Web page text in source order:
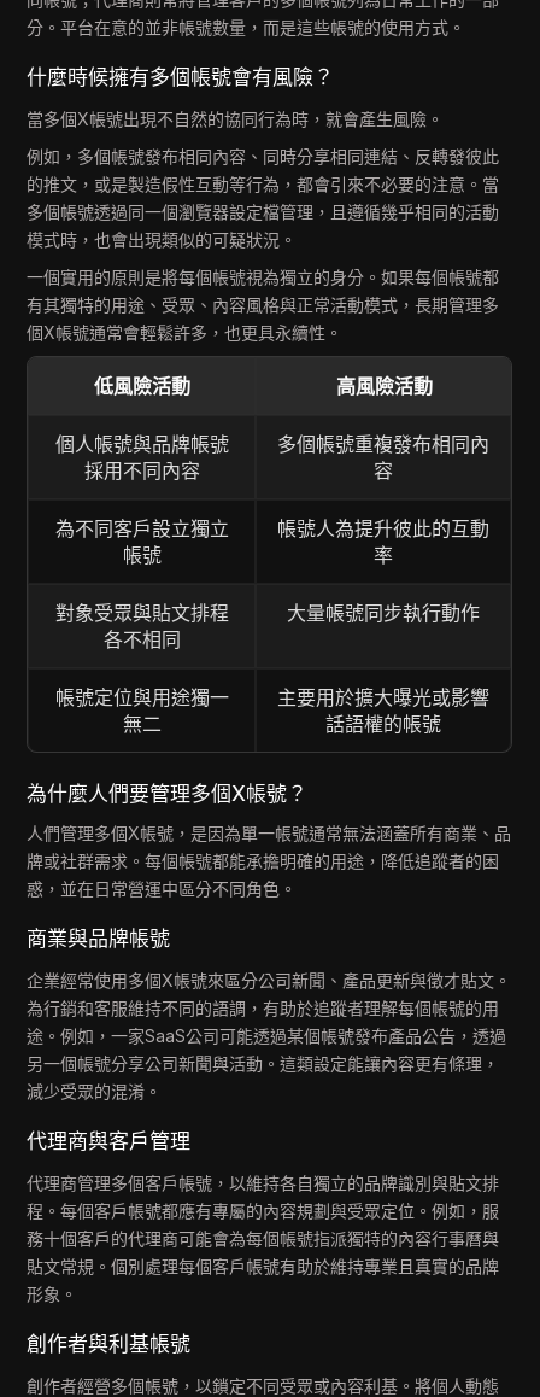
分。平台在意的並非帳號數量，而是這些帳號的使用方式。
什麼時候擁有多個帳號會有風險？
當多個X帳號出現不自然的協同行為時，就會產生風險。
例如，多個帳號發布相同內容、同時分享相同連結、反轉發彼此
的推文，或是製造假性互動等行為，都會引來不必要的注意。當
多個帳號透過同一個瀏覽器設定檔管理，且遵循幾乎相同的活動
模式時，也會出現類似的可疑狀況。
一個實用的原則是將每個帳號視為獨立的身分。如果每個帳號都
有其獨特的用途、受眾、內容風格與正常活動模式，長期管理多
個X帳號通常會輕鬆許多，也更具永續性。
低風險活動 高風險活動
個人帳號與品牌帳號
採用不同內容
多個帳號重複發布相同內
容
為不同客戶設立獨立
帳號
帳號人為提升彼此的互動
率
對象受眾與貼文排程
各不相同
大量帳號同步執行動作
帳號定位與用途獨一
無二
主要用於擴大曝光或影響
話語權的帳號
為什麼人們要管理多個X帳號？
人們管理多個X帳號，是因為單一帳號通常無法涵蓋所有商業、品
牌或社群需求。每個帳號都能承擔明確的用途，降低追蹤者的困
惑，並在日常營運中區分不同角色。
商業與品牌帳號
企業經常使用多個X帳號來區分公司新聞、產品更新與徵才貼文。
為行銷和客服維持不同的語調，有助於追蹤者理解每個帳號的用
途。例如，一家SaaS公司可能透過某個帳號發布產品公告，透過
另一個帳號分享公司新聞與活動。這類設定能讓內容更有條理，
減少受眾的混淆。
代理商與客戶管理
代理商管理多個客戶帳號，以維持各自獨立的品牌識別與貼文排
程。每個客戶帳號都應有專屬的內容規劃與受眾定位。例如，服
務十個客戶的代理商可能會為每個帳號指派獨特的內容行事曆與
貼文常規。個別處理每個客戶帳號有助於維持專業且真實的品牌
形象。
創作者與利基帳號
創作者經營多個帳號，以鎖定不同受眾或內容利基。將個人動態